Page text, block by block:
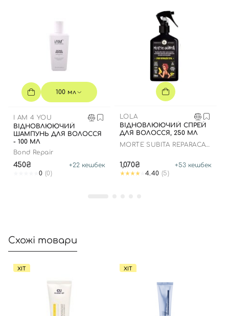
100 мл
I AM 4 YOU
ВІДНОВЛЮЮЧИЙ
ШАМПУНЬ ДЛЯ ВОЛОССЯ
- 100 МЛ
Bond Repair
450₴ +22 кешбек
0 (0)
LOLA
ВІДНОВЛЮЮЧИЙ СПРЕЙ
ДЛЯ ВОЛОССЯ, 250 МЛ
MORTE SUBITA REPARACAO
1,070₴ +53 кешбек
4.40 (5)
Схожі товари
ХІТ ХІТ
Вхід Реєстрація
Номер телефону
Відправляючи форму для авторизації/реєстрації ви